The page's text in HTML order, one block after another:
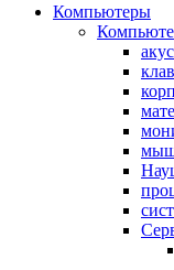
Компьютеры